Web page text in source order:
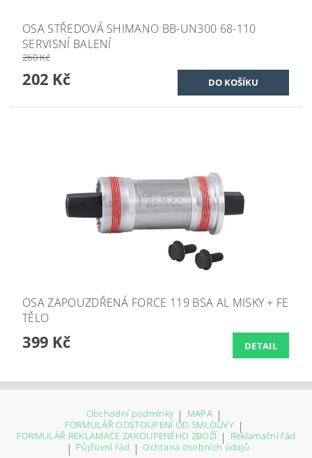
OSA STŘEDOVÁ SHIMANO BB-UN300 68-110
SERVISNÍ BALENÍ
260 Kč
202 Kč
OSA ZAPOUZDŘENÁ FORCE 119 BSA AL MISKY + FE
TĚLO
399 Kč DETAIL
Obchodní podmínky | MAPA |
FORMULÁŘ ODSTOUPENÍ OD SMLOUVY |
FORMULÁŘ REKLAMACE ZAKOUPENÉHO ZBOŽÍ | Reklamační řád
| Půjčovní řád | Ochrana osobních údajů